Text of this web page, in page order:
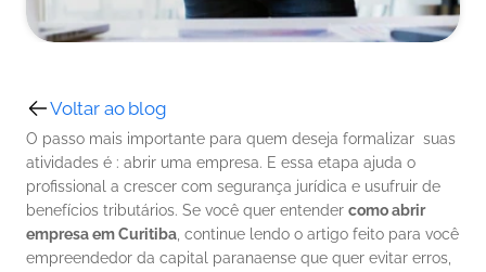
Voltar ao blog
O passo mais importante para quem deseja formalizar  suas
atividades é : abrir uma empresa. E essa etapa ajuda o
profissional a crescer com segurança jurídica e usufruir de
benefícios tributários. Se você quer entender como abrir
empresa em Curitiba , continue lendo o artigo feito para você
empreendedor da capital paranaense que quer evitar erros,